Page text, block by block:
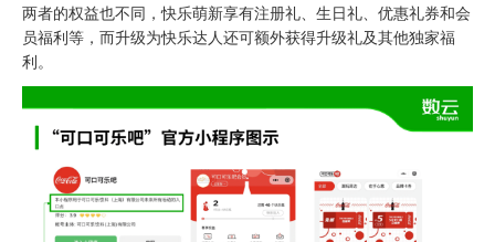
两者的权益也不同，快乐萌新享有注册礼、生日礼、优惠礼券和会
员福利等，而升级为快乐达人还可额外获得升级礼及其他独家福
利。